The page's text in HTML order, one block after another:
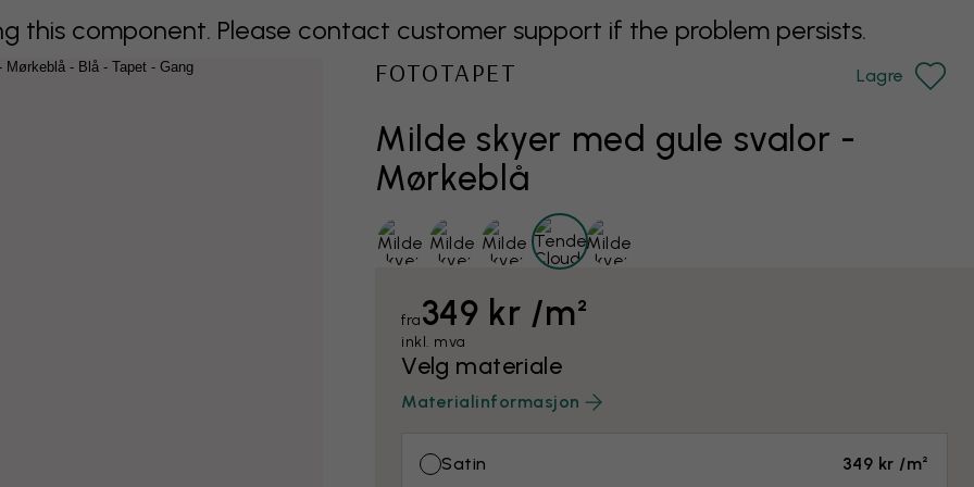
this component. Please contact customer support if the problem persists.
Milde skyer med gule svalor -
Mørkeblå
FOTOTAPET Lagre
fra349 kr /m²
inkl. mva
Velg materiale
Materialinformasjon
Satin 349 kr /m²